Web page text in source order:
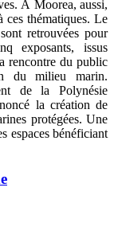
À Moorea, aussi,
ces thématiques. Le
retrouvées pour
exposants, issus
rencontre du public
du milieu marin.
de la Polynésie
la création de
protégées. Une
espaces bénéficiant